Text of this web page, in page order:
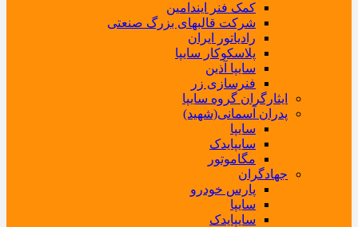
کمک فنر ایندامین
شرکت قالبهای بزرگ صنعتی
رادیاتور ایران
پلاسکوکار سایپا
سایپا آذین
فنرسازی زر
ایثارگران گروه سایپا
پدران آسمانی(شهید)
سایپا
سایپایدک
مگاموتور
جهادگران
پارس خودرو
سایپا
سایپایدک